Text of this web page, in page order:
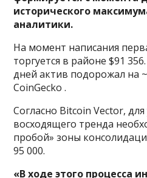
исторического
аналитики.
На момент написания
торгуется в районе $91
дней актив подорожал на
CoinGecko .
Согласно Bitcoin Vector,
восходящего тренда
пробой» зоны
95 000.
«В ходе этого процесса